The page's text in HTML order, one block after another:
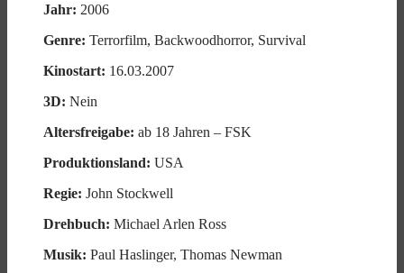
Jahr: 2006
Genre: Terrorfilm, Backwoodhorror, Survival
Kinostart: 16.03.2007
3D: Nein
Altersfreigabe: ab 18 Jahren – FSK
Produktionsland: USA
Regie: John Stockwell
Drehbuch: Michael Arlen Ross
Musik: Paul Haslinger, Thomas Newman